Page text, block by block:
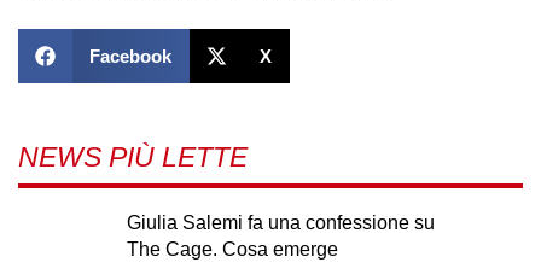
Facebook X
NEWS PIÙ LETTE
Giulia Salemi fa una confessione su
The Cage. Cosa emerge